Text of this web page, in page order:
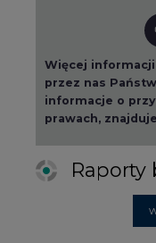
Więcej
przez nas
informacje o
prawach,
Raporty